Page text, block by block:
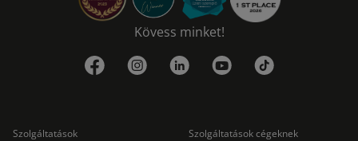
Kövess minket!
Szolgáltatások
Szolgáltatások cégeknek